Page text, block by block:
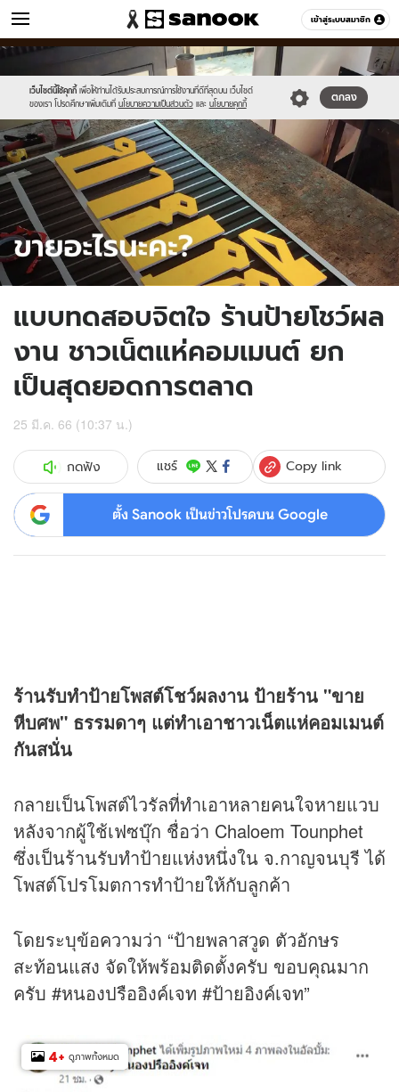
เข้าสู่ระบบสมาชิก
ข่าว หมวดอื่นๆ
เว็บไซต์นี้ใช้คุกกี้ เพื่อให้ท่านได้รับประสบการณ์การใช้งานที่ดีที่สุดบน เว็บไซต์
ของเรา โปรดศึกษาเพิ่มเติมที่ นโยบายความเป็นส่วนตัว และ นโยบายคุกกี้
ตกลง
Sanook
//s.isanook.com/sr/0/images/logo-
new-
sanook.png
600
//s.isanook.com/ns/0/ud/1761/8805434/heeb.jpg
แบบทดสอบจิตใจ ร้านป้ายโชว์ผล
งาน ชาวเน็ตแห่คอมเมนต์ ยก
เป็นสุดยอดการตลาด
25 มี.ค. 66 (10:37 น.)
กดฟัง แชร์ Copy link
ตั้ง Sanook เป็นข่าวโปรดบน Google
ร้านรับทำป้ายโพสต์โชว์ผลงาน ป้ายร้าน "ขาย
หีบศพ" ธรรมดาๆ แต่ทำเอาชาวเน็ตแห่คอมเมนต์
กันสนั่น
กลายเป็นโพสต์ไวรัลที่ทำเอาหลายคนใจหายแวบ
หลังจากผู้ใช้เฟซบุ๊ก ชื่อว่า Chaloem Tounphet
ซึ่งเป็นร้านรับทำป้ายแห่งหนึ่งใน จ.กาญจนบุรี ได้
โพสต์โปรโมตการทำป้ายให้กับลูกค้า
โดยระบุข้อความว่า “ป้ายพลาสวูด ตัวอักษร
สะท้อนแสง จัดให้พร้อมติดตั้งครับ ขอบคุณมาก
ครับ #หนองปรืออิงค์เจท #ป้ายอิงค์เจท”
4+ ดูภาพทั้งหมด